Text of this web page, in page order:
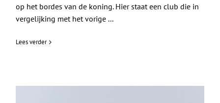
op het bordes van de koning. Hier staat een club die in
vergelijking met het vorige ...
Lees verder